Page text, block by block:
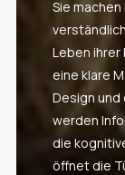
Sie
Leben ihrer
eine klare
Design und
werden
die
öffnet die